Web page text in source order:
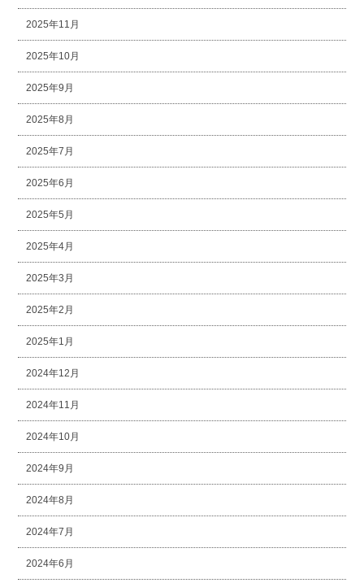
2025年11月
2025年10月
2025年9月
2025年8月
2025年7月
2025年6月
2025年5月
2025年4月
2025年3月
2025年2月
2025年1月
2024年12月
2024年11月
2024年10月
2024年9月
2024年8月
2024年7月
2024年6月